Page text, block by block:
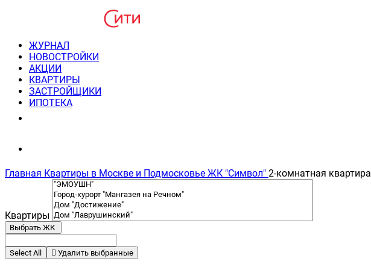
ЖУРНАЛ
НОВОСТРОЙКИ
АКЦИИ
КВАРТИРЫ
ЗАСТРОЙЩИКИ
ИПОТЕКА
Главная Квартиры в Москве и Подмосковье ЖК "Символ" 2-комнатная квартира
Квартиры
Выбрать ЖК
Select All Удалить выбранные